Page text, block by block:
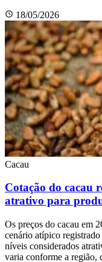
18/05/2026
Cacau
Cotação do cacau
atrativo para
Os preços do cacau em
cenário atípico
níveis considerados
varia conforme a região,